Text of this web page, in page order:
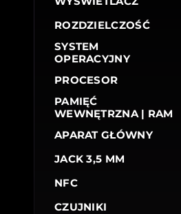
ROZDZIELCZOŚĆ
SYSTEM
OPERACYJNY
PROCESOR
PAMIĘĆ
WEWNĘTRZNA | RAM
APARAT GŁÓWNY
JACK 3,5 MM
NFC
CZUJNIKI